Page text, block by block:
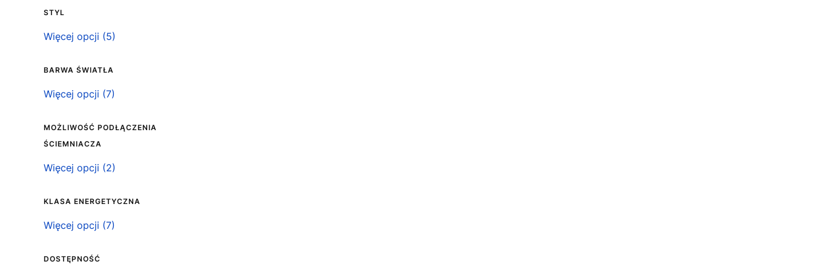
STYL
Styl
Więcej opcji (5)
BARWA ŚWIATŁA
Barwa światła
Więcej opcji (7)
MOŻLIWOŚĆ PODŁĄCZENIA
ŚCIEMNIACZA
Możliwość podłączenia ściemniacza
Więcej opcji (2)
KLASA ENERGETYCZNA
Klasa energetyczna
Więcej opcji (7)
DOSTĘPNOŚĆ